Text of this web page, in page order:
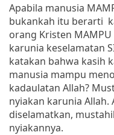
Apabila manusia
bukankah itu berarti
orang Kristen
karunia keselamatan
katakan bahwa kasih
manusia mampu
kadaulatan Allah?
nyiakan karunia
diselamatkan,
nyiakannya.